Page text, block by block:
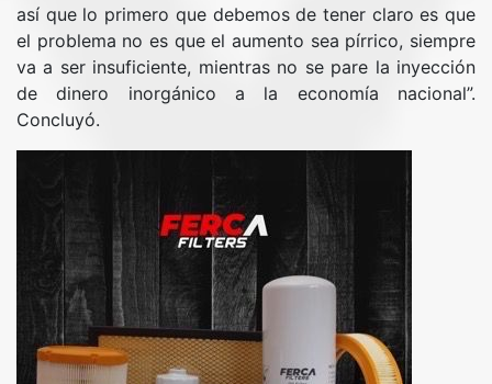
así que lo primero que debemos de tener claro es que
el problema no es que el aumento sea pírrico, siempre
va a ser insuficiente, mientras no se pare la inyección
de dinero inorgánico a la economía nacional”.
Concluyó.